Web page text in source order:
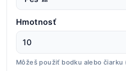
Hmotnosť
Môžeš použiť bodku alebo čiarku